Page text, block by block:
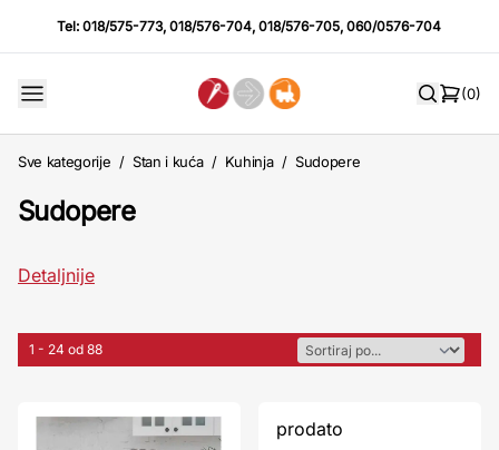
Tel:018/575-773,018/576-704,018/576-705,060/0576-704
(0)
Sve kategorije / Stan i kuća / Kuhinja / Sudopere
Sudopere
Detaljnije
1 - 24 od 88
prodato